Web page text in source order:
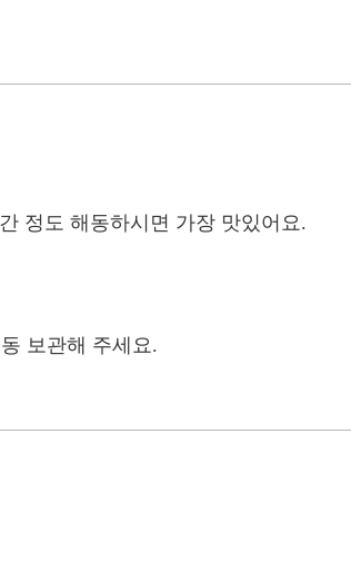
정도 해동하시면 가장 맛있어요.
보관해 주세요.